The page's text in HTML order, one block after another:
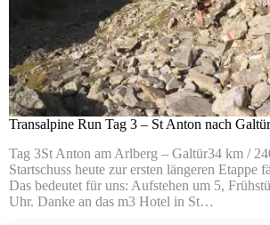
Transalpine Run Tag 3 – St Anton nach Galtür
Tag 3St Anton am Arlberg – Galtür34 km /
Startschuss heute zur ersten längeren Etappe
Das bedeutet für uns: Aufstehen um 5,
Uhr. Danke an das m3 Hotel in St…